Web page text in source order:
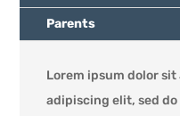
Parents
Lorem ipsum dolor
adipiscing elit, sed